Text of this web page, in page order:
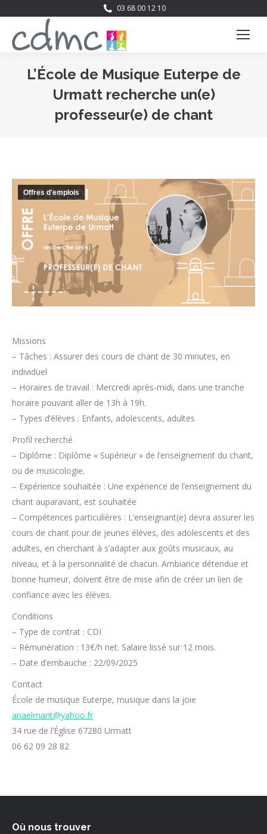
03 68 00 12 10
L’École de Musique Euterpe de
Urmatt recherche un(e)
professeur(e) de chant
Offres d'emplois
Missions
– Tâches : Assurer des cours de chant de 30 minutes, en
individuel
– Horaires de travail : Mercredi après-midi, dans une tranche
horaire pouvant aller de 13h à 19h.
– Types d’élèves : Enfants, adolescents, adultes
Profil recherché
– Diplôme : Diplôme « Supérieur » de l’enseignement du chant,
ou de musicologie.
– Expérience souhaitée : Une expérience de l’enseignement du
chant auparavant, est souhaitée
– Compétences particulières : L’enseignant(e) devra assurer les
cours de chant pour de jeunes élèves, des adolescents et des
adultes, en cherchant à s’adapter aux goûts musicaux, au
niveau, et à la personnalité de chacun. Ambiance détendue et
bonne humeur, doivent être de mise afin de créer un lien de
confiance avec les élèves.
Conditions
– Type de contrat : CDI
– Rémunération : 13€/h net. Salaire lissé sur 12 mois.
– Date d’embauche : 22/09/2025
Contact
École de musique Euterpe, musique dans la joie
anaelmarit@yahoo.fr
34 rue de l’Église 67280 Urmatt
06 62 09 28 82
Où nous trouver